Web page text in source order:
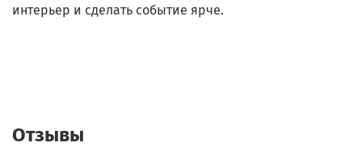
интерьер и сделать событие ярче.
Отзывы